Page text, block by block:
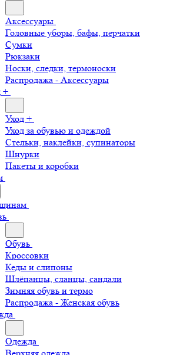
Аксессуары
Головные уборы, бафы, перчатки
Сумки
Рюкзаки
Носки, следки, термоноски
Распродажа - Аксессуары
+
Уход +
Уход за обувью и одеждой
Стельки, наклейки, супинаторы
Шнурки
Пакеты и коробки
Обувь
Кроссовки
Кеды и слипоны
Шлёпанцы, сланцы, сандали
Зимняя обувь и термо
Распродажа - Женская обувь
Одежда